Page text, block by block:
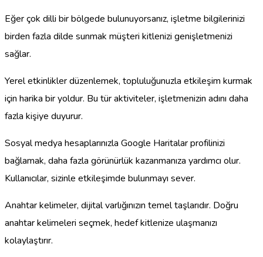
Eğer çok dilli bir bölgede bulunuyorsanız, işletme bilgilerinizi
birden fazla dilde sunmak müşteri kitlenizi genişletmenizi
sağlar.
Yerel etkinlikler düzenlemek, topluluğunuzla etkileşim kurmak
için harika bir yoldur. Bu tür aktiviteler, işletmenizin adını daha
fazla kişiye duyurur.
Sosyal medya hesaplarınızla Google Haritalar profilinizi
bağlamak, daha fazla görünürlük kazanmanıza yardımcı olur.
Kullanıcılar, sizinle etkileşimde bulunmayı sever.
Anahtar kelimeler, dijital varlığınızın temel taşlarıdır. Doğru
anahtar kelimeleri seçmek, hedef kitlenize ulaşmanızı
kolaylaştırır.